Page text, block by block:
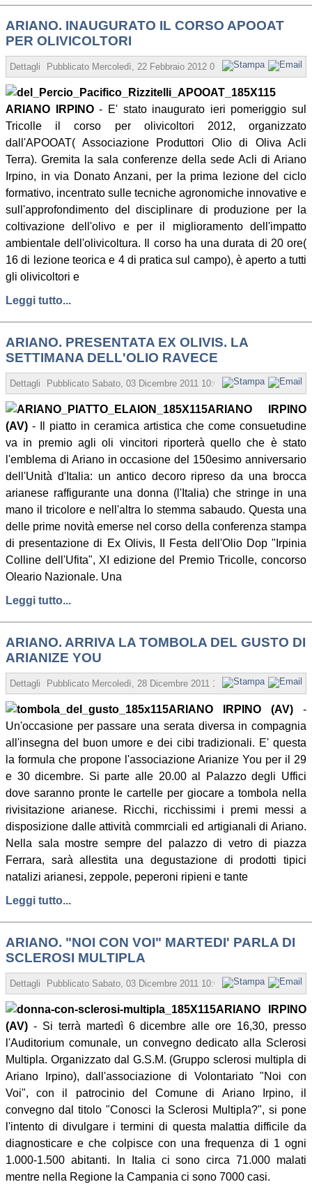
ARIANO. INAUGURATO IL CORSO APOOAT
PER OLIVICOLTORI
Dettagli Pubblicato Mercoledì, 22 Febbraio 2012 09:12 Scritto da
ARIANO IRPINO- E' stato inaugurato ieri pomeriggio sul
Tricolle il corso per olivicoltori 2012, organizzato
dall'APOOAT( Associazione Produttori Olio di Oliva Acli
Terra). Gremita la sala conferenze della sede Acli di Ariano
Irpino, in via Donato Anzani, per la prima lezione del ciclo
formativo, incentrato sulle tecniche agronomiche innovative e
sull'approfondimento del disciplinare di produzione per la
coltivazione dell'olivo e per il miglioramento dell'impatto
ambientale dell'olivicoltura. Il corso ha una durata di 20 ore(
16 di lezione teorica e 4 di pratica sul campo), è aperto a tutti
gli olivicoltori e
Leggi tutto...
ARIANO. PRESENTATA EX OLIVIS. LA
SETTIMANA DELL'OLIO RAVECE
Dettagli Pubblicato Sabato, 03 Dicembre 2011 10:08 Scritto da
ARIANO IRPINO
(AV) - Il piatto in ceramica artistica che come consuetudine
va in premio agli oli vincitori riporterà quello che è stato
l'emblema di Ariano in occasione del 150esimo anniversario
dell'Unità d'Italia: un antico decoro ripreso da una brocca
arianese raffigurante una donna (l'Italia) che stringe in una
mano il tricolore e nell'altra lo stemma sabaudo. Questa una
delle prime novità emerse nel corso della conferenza stampa
di presentazione di Ex Olivis, II Festa dell'Olio Dop "Irpinia
Colline dell'Ufita", XI edizione del Premio Tricolle, concorso
Oleario Nazionale. Una
Leggi tutto...
ARIANO. ARRIVA LA TOMBOLA DEL GUSTO DI
ARIANIZE YOU
Dettagli Pubblicato Mercoledì, 28 Dicembre 2011 16:16 Scritto da
ARIANO IRPINO (AV) -
Un'occasione per passare una serata diversa in compagnia
all'insegna del buon umore e dei cibi tradizionali. E' questa
la formula che propone l'associazione Arianize You per il 29
e 30 dicembre. Si parte alle 20.00 al Palazzo degli Uffici
dove saranno pronte le cartelle per giocare a tombola nella
rivisitazione arianese. Ricchi, ricchissimi i premi messi a
disposizione dalle attività commrciali ed artigianali di Ariano.
Nella sala mostre sempre del palazzo di vetro di piazza
Ferrara, sarà allestita una degustazione di prodotti tipici
natalizi arianesi, zeppole, peperoni ripieni e tante
Leggi tutto...
ARIANO. "NOI CON VOI" MARTEDI' PARLA DI
SCLEROSI MULTIPLA
Dettagli Pubblicato Sabato, 03 Dicembre 2011 10:03 Scritto da
ARIANO IRPINO
(AV) - Si terrà martedì 6 dicembre alle ore 16,30, presso
l'Auditorium comunale, un convegno dedicato alla Sclerosi
Multipla. Organizzato dal G.S.M. (Gruppo sclerosi multipla di
Ariano Irpino), dall'associazione di Volontariato "Noi con
Voi", con il patrocinio del Comune di Ariano Irpino, il
convegno dal titolo "Conosci la Sclerosi Multipla?", si pone
l'intento di divulgare i termini di questa malattia difficile da
diagnosticare e che colpisce con una frequenza di 1 ogni
1.000-1.500 abitanti. In Italia ci sono circa 71.000 malati
mentre nella Regione la Campania ci sono 7000 casi.